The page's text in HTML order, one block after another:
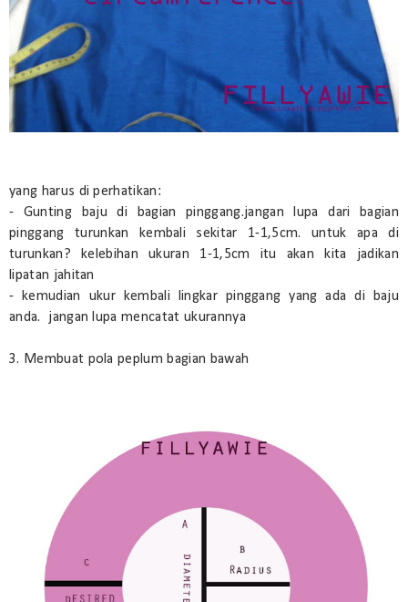
yang harus di perhatikan:
- Gunting baju di bagian pinggang.jangan lupa dari bagian
pinggang turunkan kembali sekitar 1-1,5cm. untuk apa di
turunkan? kelebihan ukuran 1-1,5cm itu akan kita jadikan
lipatan jahitan
- kemudian ukur kembali lingkar pinggang yang ada di baju
anda. jangan lupa mencatat ukurannya
3. Membuat pola peplum bagian bawah